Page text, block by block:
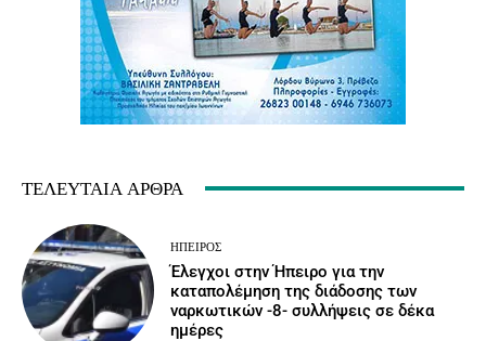
ΤΕΛΕΥΤΑΊΑ ΆΡΘΡΑ
ΉΠΕΙΡΟΣ
Έλεγχοι στην Ήπειρο για την
καταπολέμηση της διάδοσης των
ναρκωτικών -8- συλλήψεις σε δέκα
ημέρες